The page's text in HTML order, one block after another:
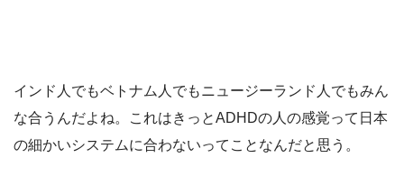
インド人でもベトナム人でもニュージーランド人でもみん
な合うんだよね。これはきっとADHDの人の感覚って日本
の細かいシステムに合わないってことなんだと思う。